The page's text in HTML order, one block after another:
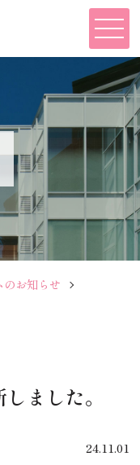
お知らせ
ました。
24.11.01